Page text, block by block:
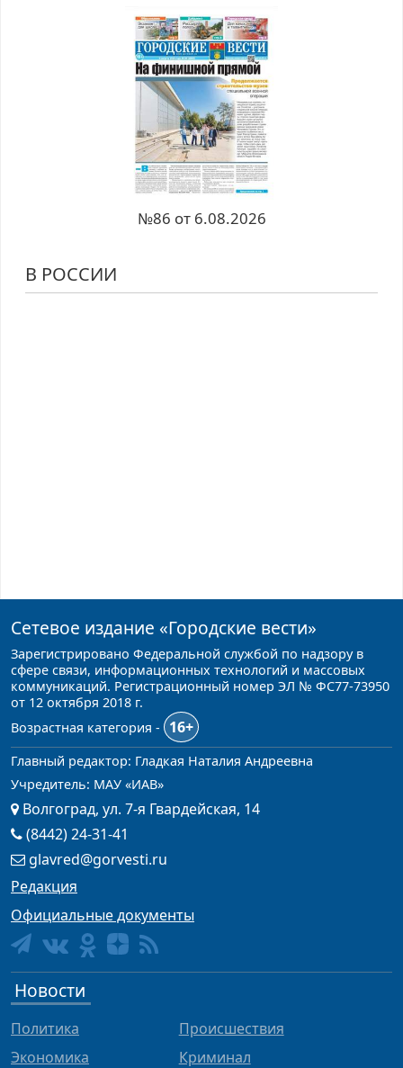
№86 от 6.08.2026
В РОССИИ
Сетевое издание «Городские вести»
Зарегистрировано Федеральной службой по надзору в
сфере связи, информационных технологий и массовых
коммуникаций. Регистрационный номер ЭЛ № ФС77-73950
от 12 октября 2018 г.
Возрастная категория -
16+
Главный редактор: Гладкая Наталия Андреевна
Учредитель: МАУ «ИАВ»
Волгоград, ул. 7-я Гвардейская, 14
(8442) 24-31-41
glavred@gorvesti.ru
Редакция
Официальные документы
Новости
Политика
Экономика
Происшествия
Криминал